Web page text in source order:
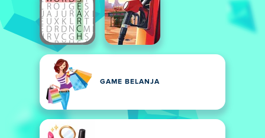
GAME BELANJA